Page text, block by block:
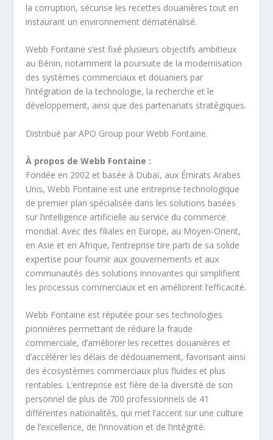
la corruption, sécurise les recettes douanières tout en
instaurant un environnement dématérialisé.
Webb Fontaine s’est fixé plusieurs objectifs ambitieux
au Bénin, notamment la poursuite de la modernisation
des systèmes commerciaux et douaniers par
l’intégration de la technologie, la recherche et le
développement, ainsi que des partenariats stratégiques.
Distribué par APO Group pour Webb Fontaine.
À propos de Webb Fontaine :
Fondée en 2002 et basée à Dubaï, aux Émirats Arabes
Unis, Webb Fontaine est une entreprise technologique
de premier plan spécialisée dans les solutions basées
sur l’intelligence artificielle au service du commerce
mondial. Avec des filiales en Europe, au Moyen-Orient,
en Asie et en Afrique, l’entreprise tire parti de sa solide
expertise pour fournir aux gouvernements et aux
communautés des solutions innovantes qui simplifient
les processus commerciaux et en améliorent l’efficacité.
Webb Fontaine est réputée pour ses technologies
pionnières permettant de réduire la fraude
commerciale, d’améliorer les recettes douanières et
d’accélérer les délais de dédouanement, favorisant ainsi
des écosystèmes commerciaux plus fluides et plus
rentables. L’entreprise est fière de la diversité de son
personnel de plus de 700 professionnels de 41
différentes nationalités, qui met l’accent sur une culture
de l’excellence, de l’innovation et de l’intégrité.